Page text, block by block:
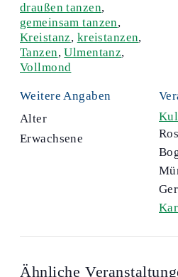
draußen tanzen,
gemeinsam tanzen,
Kreistanz, kreistanzen,
Tanzen,Ulmentanz,
Vollmond
Weitere Angaben
Alter
Erwachsene
Ähnliche